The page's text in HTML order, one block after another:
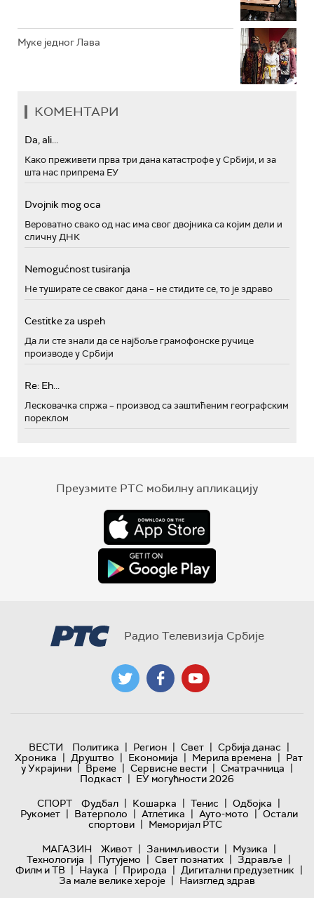
Муке једног Лава
КОМЕНТАРИ
Da, ali...
Како преживети прва три дана катастрофе у Србији, и за
шта нас припрема ЕУ
Dvojnik mog oca
Вероватно свако од нас има свог двојника са којим дели и
сличну ДНК
Nemogućnost tusiranja
Не туширате се сваког дана – не стидите се, то је здраво
Cestitke za uspeh
Да ли сте знали да се најбоље грамофонске ручице
производе у Србији
Re: Eh...
Лесковачка спржа – производ са заштићеним географским
пореклом
Преузмите РТС мобилну апликацију
Радио Телевизија Србије
ВЕСТИ Политика | Регион | Свет | Србија данас |
Хроника | Друштво | Економија | Мерила времена | Рат
у Украјини | Време | Сервисне вести | Сматрачница |
Подкаст | ЕУ могућности 2026
СПОРТ
Фудбал | Кошарка | Тенис | Одбојка |
Рукомет | Ватерполо | Атлетика | Ауто-мото | Остали
спортови | Меморијал РТС
МАГАЗИН
Живот | Занимљивости | Музика |
Технологијa | Путујемо | Свет познатих | Здравље |
Филм и ТВ | Наука | Природа | Дигитални предузетник |
За мале велике хероје | Наизглед здрав